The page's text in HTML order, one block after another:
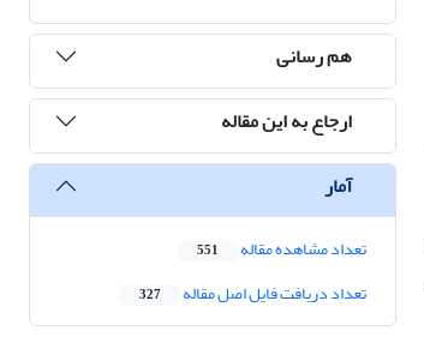
هم رسانی
ارجاع به این مقاله
آمار
تعداد مشاهده مقاله 551
تعداد دریافت فایل اصل مقاله 327